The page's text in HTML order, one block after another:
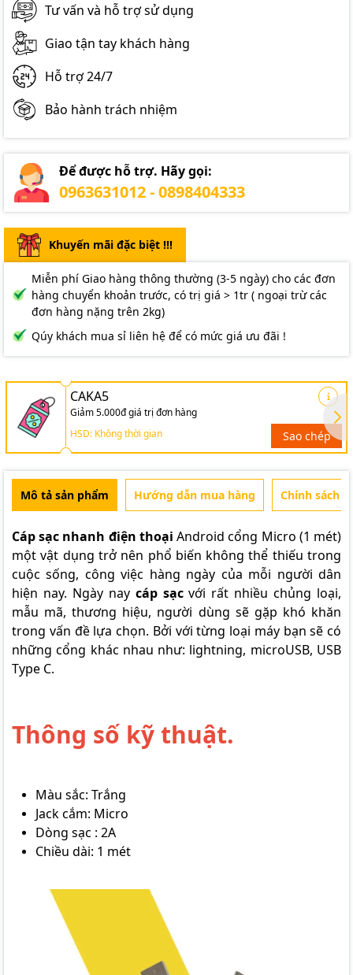
Tư vấn và hỗ trợ sử dụng
Giao tận tay khách hàng
Hỗ trợ 24/7
Bảo hành trách nhiệm
Để được hỗ trợ. Hãy gọi:
0963631012 - 0898404333
Khuyến mãi đặc biệt !!!
Miễn phí Giao hàng thông thường (3-5 ngày) cho các đơn
hàng chuyển khoản trước, có trị giá > 1tr ( ngoại trừ các
đơn hàng nặng trên 2kg)
Qúy khách mua sỉ liên hệ để có mức giá ưu đãi !
CAKA5
Giảm 5.000đ giá trị đơn hàng
HSD: Không thời gian
Sao chép
Mô tả sản phẩm Hướng dẫn mua hàng Chính sách
Cáp sạc nhanh điện thoại Android cổng Micro (1 mét)
một vật dụng trở nên phổ biến không thể thiếu trong
cuộc sống, công việc hàng ngày của mỗi người dân
hiện nay. Ngày nay cáp sạcvới rất nhiều chủng loại,
mẫu mã, thương hiệu, người dùng sẽ gặp khó khăn
trong vấn đề lựa chọn. Bởi với từng loại máy bạn sẽ có
những cổng khác nhau như: lightning, microUSB, USB
Type C.
Thông số kỹ thuật.
Màu sắc: Trắng
Jack cắm: Micro
Dòng sạc : 2A
Chiều dài: 1 mét